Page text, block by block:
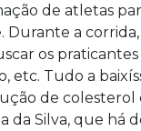
de atletas
a
os
etc. Tudo a
de
Silva, que há